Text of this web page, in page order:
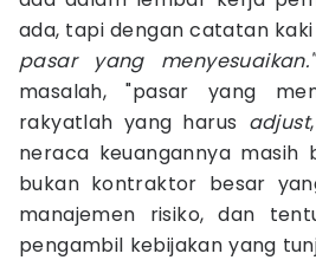
ada, tapi dengan catatan
pasar yang menyesuaikan."
masalah, "pasar yang
rakyatlah yang harus adjust
neraca keuangannya masih
bukan kontraktor besar
manajemen risiko, dan
pengambil kebijakan yang